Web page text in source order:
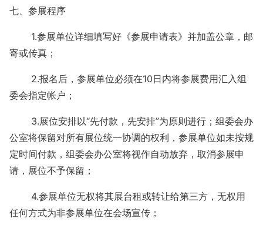
七、参展程序
1.参展单位详细填写好《参展申请表》并加盖公章，邮
寄或传真；
2.报名后，参展单位必须在10日内将参展费用汇入组
委会指定帐户；
3.展位安排以“先付款，先安排”为原则进行；组委会办
公室将保留对所有展位统一协调的权利，参展单位如未按规
定时间付款，组委会办公室将视作自动放弃，取消参展申
请，展位不予保留；
4.参展单位无权将其展台租或转让给第三方，无权用
任何方式为非参展单位在会场宣传；